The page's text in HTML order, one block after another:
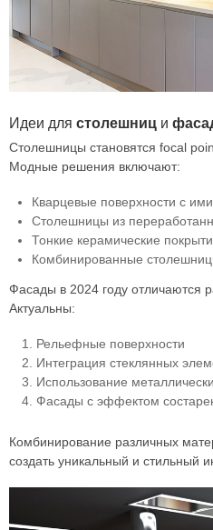
Идеи для столешниц и
Столешницы становятся focal
Модные решения включают:
Кварцевые поверхности с
Столешницы из
Тонкие керамические
Комбинированные
Фасады в 2024 году отличаются
Актуальны:
Рельефные поверхности
Интеграция стеклянных
Использование
Фасады с эффектом
Комбинирование различных
создать уникальный и стильный